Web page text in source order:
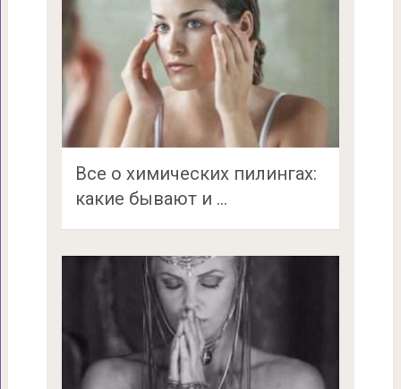
Все о химических пилингах:
какие бывают и …